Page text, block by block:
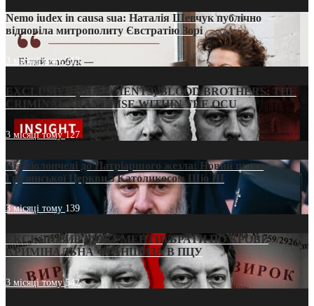
Nemo iudex in causa sua: Наталія Шевчук публічно
відповіла митрополиту Євстратію Зорі
3 місяці тому213
EXCLUSIVE (DOCUMENTS)/BLOOD BROTHERS: THE
CRIMINAL FRANCHISE WITHIN THE OCU
3 місяці тому127
Від віолончелі до Патріаршого жезла: Новий шлях
Грузинської Церкви з Католикосом Шіо III
3 місяці тому 139
ЕКСКЛЮЗИВ (ДОКУМЕНТИ)/БРАТИ ПО КРОВІ:
КРИМІНАЛЬНА ФРАНШИЗА В ПЦУ
3 місяці тому542